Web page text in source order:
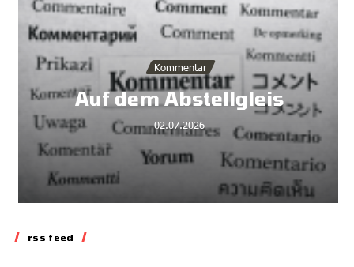
Kommentar
Auf dem Abstellgleis
02.07.2026
rss feed